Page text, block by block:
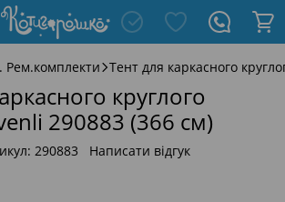
Рем.комплекти Тент для каркасного
круглого
290883 (366 см)
290883 Написати відгук